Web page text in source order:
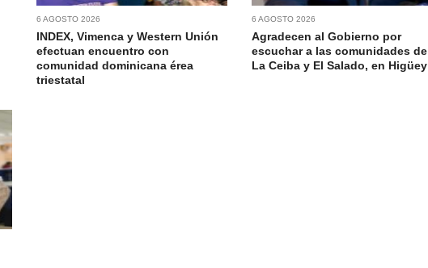
6 AGOSTO 2026
INDEX, Vimenca y Western Unión
efectuan encuentro con
comunidad dominicana érea
triestatal
6 AGOSTO 2026
Agradecen al Gobierno por
escuchar a las comunidades de
La Ceiba y El Salado, en Higüey